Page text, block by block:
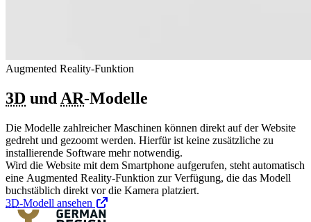
Augmented Reality-Funktion
3D und AR-Modelle
Die Modelle zahlreicher Maschinen können direkt auf derWebsite
gedreht und gezoomt werden. Hierfür ist keine zusätzliche zu
installierende Software mehr notwendig.
Wird die Website mit dem Smartphone aufgerufen, steht automatisch
eine Augmented Reality-Funktion zur Verfügung, die das Modell
buchstäblich direkt vor die Kamera platziert.
3D-Modell ansehen